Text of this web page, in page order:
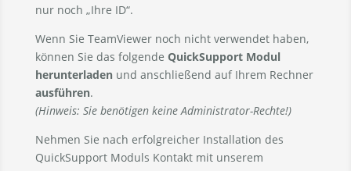
nur noch „Ihre ID“.
Wenn Sie TeamViewer noch nicht verwendet haben,
können Sie das folgende QuickSupport Modul
herunterladenund anschließend auf Ihrem Rechner
ausführen.
(Hinweis: Sie benötigen keine Administrator-Rechte!)
Nehmen Sie nach erfolgreicher Installation des
QuickSupport Moduls Kontakt mit unserem